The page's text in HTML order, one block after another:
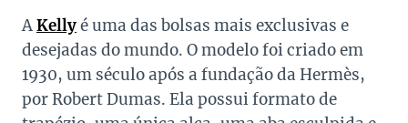
AKellyé uma das bolsas mais exclusivas e
desejadas do mundo. O modelo foi criado em
1930, um século após a fundação da Hermès,
por Robert Dumas. Ela possui formato de